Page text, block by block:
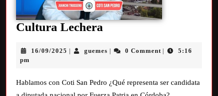
Cultura Lechera
16/09/2025 guemes 0 Comment
5:16
pm
Hablamos con Coti San Pedro ¿Qué representa ser candidata